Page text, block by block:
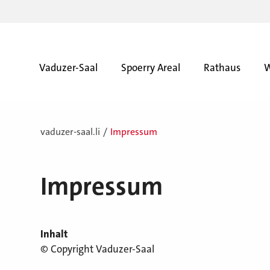
Vaduzer-Saal Spoerry Areal Rathaus
vaduzer-saal.li Impressum
Impressum
Inhalt
© Copyright Vaduzer-Saal